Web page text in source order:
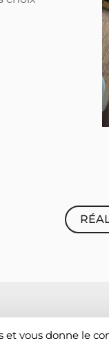
et vous donne le